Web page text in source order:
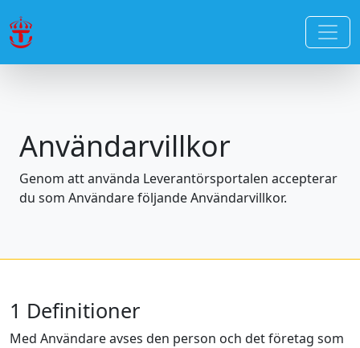
Användarvillkor
Genom att använda Leverantörsportalen accepterar
du som Användare följande Användarvillkor.
1 Definitioner
Med Användare avses den person och det företag som